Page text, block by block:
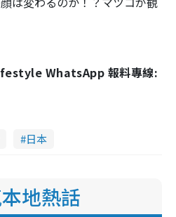
WhatsApp 報料專線:
日本
地熱話